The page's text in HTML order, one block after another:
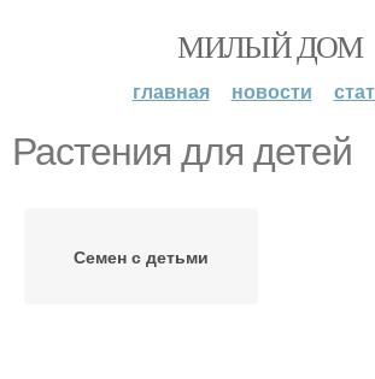
МИЛЫЙ ДОМ
главная новости
Растения для детей
Семен с детьми